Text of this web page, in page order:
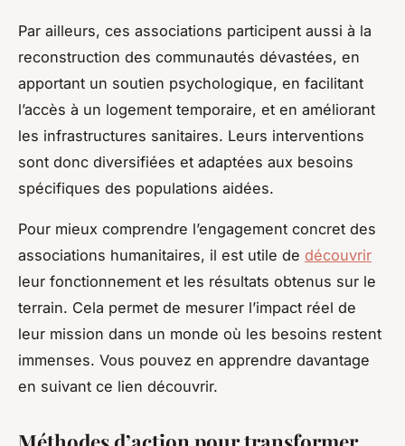
Par ailleurs, ces associations participent aussi à la
reconstruction des communautés dévastées, en
apportant un soutien psychologique, en facilitant
l’accès à un logement temporaire, et en améliorant
les infrastructures sanitaires. Leurs interventions
sont donc diversifiées et adaptées aux besoins
spécifiques des populations aidées.
Pour mieux comprendre l’engagement concret des
associations humanitaires, il est utile de découvrir
leur fonctionnement et les résultats obtenus sur le
terrain. Cela permet de mesurer l’impact réel de
leur mission dans un monde où les besoins restent
immenses. Vous pouvez en apprendre davantage
en suivant ce lien découvrir.